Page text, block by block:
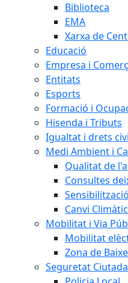
Biblioteca
EMA
Xarxa de
Educació
Empresa i Comerç
Entitats
Esports
Formació i
Hisenda i Tributs
Igualtat i drets
Medi Ambient i
Qualitat de
Consultes
Canvi
Mobilitat i Via
Mobilitat
Zona de
Seguretat